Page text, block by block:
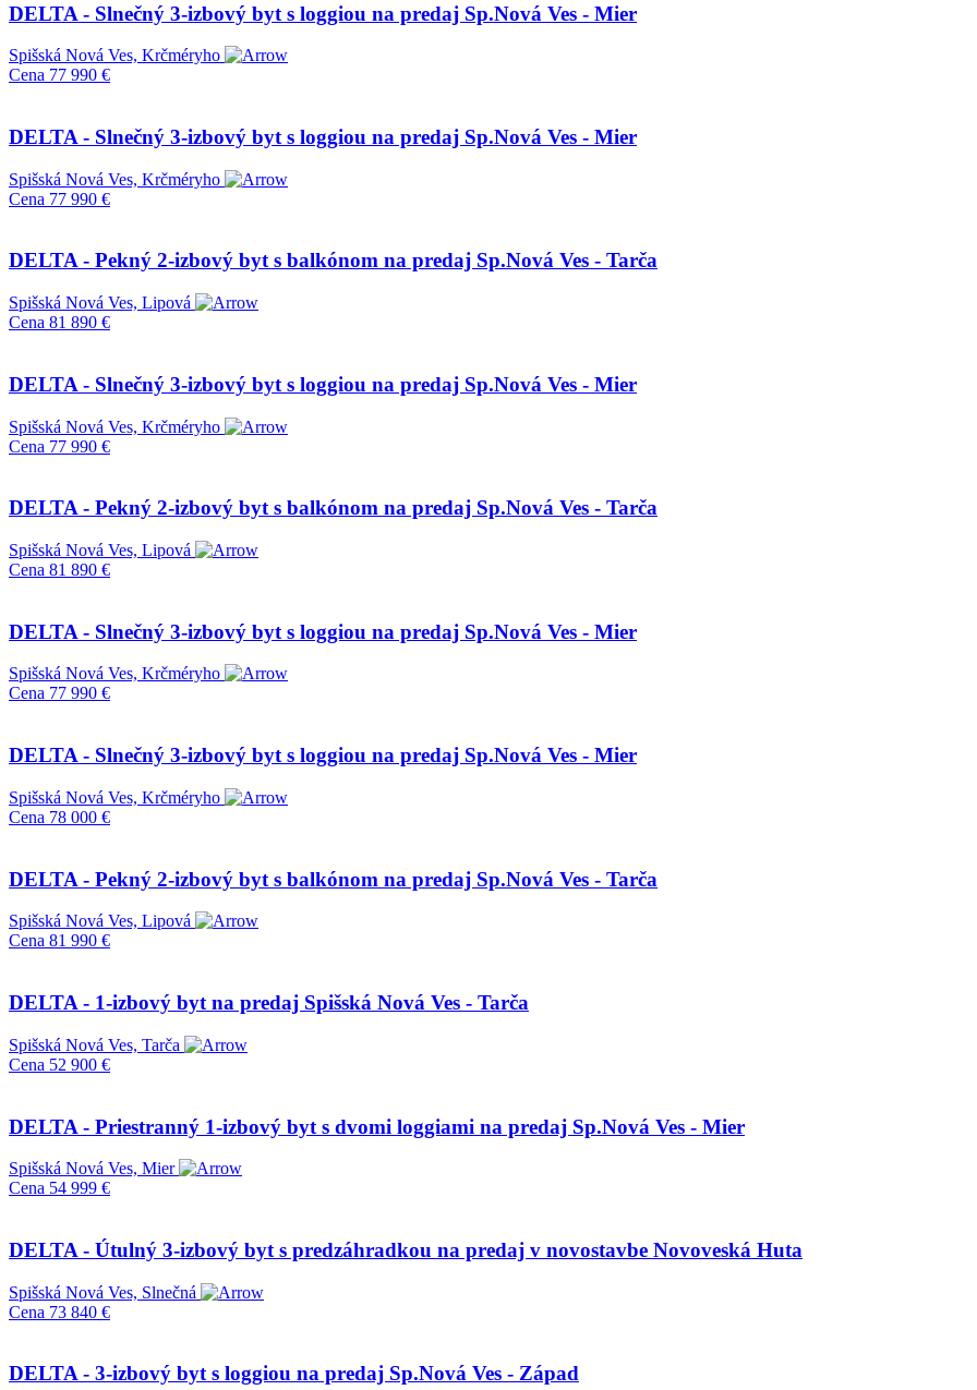
DELTA - Slnečný 3-izbový byt s loggiou na predaj Sp.Nová Ves - Mier
Spišská Nová Ves, Krčméryho
Cena 77 990 €
DELTA - Slnečný 3-izbový byt s loggiou na predaj Sp.Nová Ves - Mier
Spišská Nová Ves, Krčméryho
Cena 77 990 €
DELTA - Pekný 2-izbový byt s balkónom na predaj Sp.Nová Ves - Tarča
Spišská Nová Ves, Lipová
Cena 81 890 €
DELTA - Slnečný 3-izbový byt s loggiou na predaj Sp.Nová Ves - Mier
Spišská Nová Ves, Krčméryho
Cena 77 990 €
DELTA - Pekný 2-izbový byt s balkónom na predaj Sp.Nová Ves - Tarča
Spišská Nová Ves, Lipová
Cena 81 890 €
DELTA - Slnečný 3-izbový byt s loggiou na predaj Sp.Nová Ves - Mier
Spišská Nová Ves, Krčméryho
Cena 77 990 €
DELTA - Slnečný 3-izbový byt s loggiou na predaj Sp.Nová Ves - Mier
Spišská Nová Ves, Krčméryho
Cena 78 000 €
DELTA - Pekný 2-izbový byt s balkónom na predaj Sp.Nová Ves - Tarča
Spišská Nová Ves, Lipová
Cena 81 990 €
DELTA - 1-izbový byt na predaj Spišská Nová Ves - Tarča
Spišská Nová Ves, Tarča
Cena 52 900 €
DELTA - Priestranný 1-izbový byt s dvomi loggiami na predaj Sp.Nová Ves - Mier
Spišská Nová Ves, Mier
Cena 54 999 €
DELTA - Útulný 3-izbový byt s predzáhradkou na predaj v novostavbe Novoveská Huta
Spišská Nová Ves, Slnečná
Cena 73 840 €
DELTA - 3-izbový byt s loggiou na predaj Sp.Nová Ves - Západ